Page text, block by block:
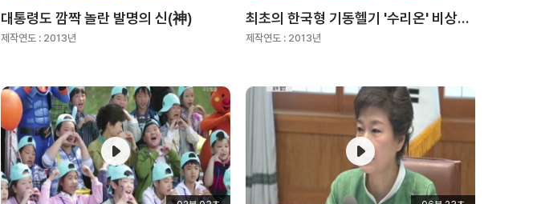
대통령도 깜짝 놀란 발명의 신(神)
제작연도 : 2013년
최초의 한국형 기동헬기 '수리온' 비상하다
제작연도 : 2013년